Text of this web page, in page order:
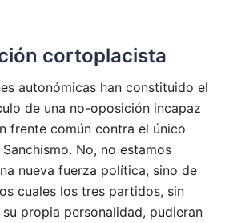
cortoplacista
autonómicas han constituido el
de una no-oposición incapaz
frente común contra el único
No, no estamos
nueva fuerza política, sino de
cuales los tres partidos, sin
propia personalidad, pudieran